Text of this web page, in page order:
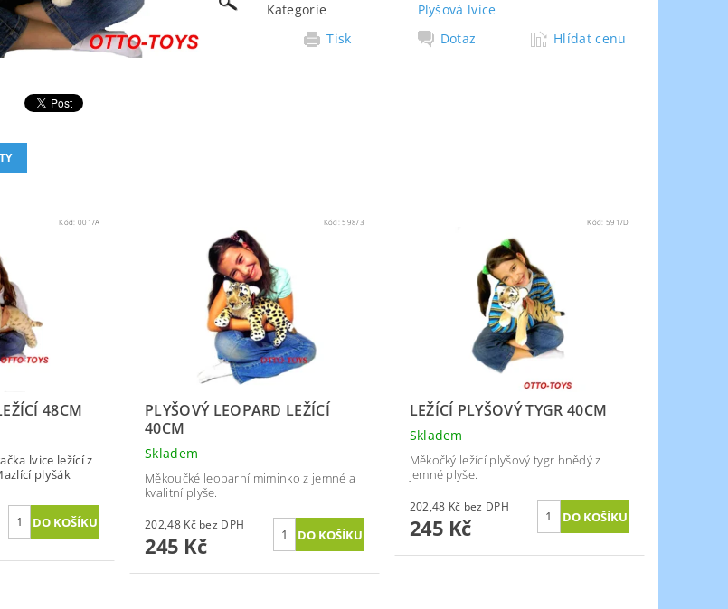
Kategorie
Plyšová lvice
Tisk
Dotaz Hlídat cenu
Kód: 001/A
48CM
lvice ležící z
plyšák
Kód:598/3
PLYŠOVÝ LEOPARD LEŽÍCÍ
40CM
Skladem
Měkoučké leoparní miminko z jemné a
kvalitní plyše.
202,48 Kč bez DPH
245 Kč
Kód:591/D
LEŽÍCÍ PLYŠOVÝ TYGR 40CM
Skladem
Měkočký ležící plyšový tygr hnědý z
jemné plyše.
202,48 Kč bez DPH
245 Kč